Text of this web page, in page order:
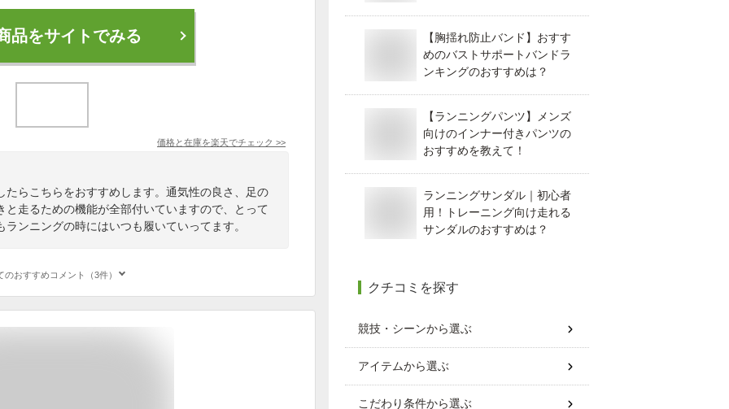
品をサイトでみる
価格と在庫を楽天でチェック >>
たらこちらをおすすめします。通気性の良さ、足の
走るための機能が全部付いていますので、とって
ンニングの時にはいつも履いていってます。
のおすすめコメント（3件）
【胸揺れ防止バンド】おすす
めのバストサポートバンドラ
ンキングのおすすめは？
【ランニングパンツ】メンズ
向けのインナー付きパンツの
おすすめを教えて！
ランニングサンダル｜初心者
用！トレーニング向け走れる
サンダルのおすすめは？
クチコミを探す
競技・シーンから選ぶ
アイテムから選ぶ
こだわり条件から選ぶ